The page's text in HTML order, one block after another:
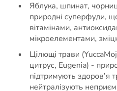
Яблука, шпинат,
природні суперфуди,
вітамінами,
мікроелементами,
Цілющі трави
цитрус, Eugenia) -
підтримують здоров’я
нейтралізують